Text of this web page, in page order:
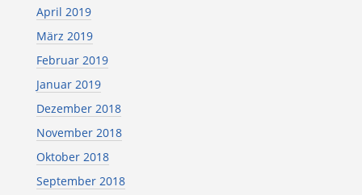
April 2019
März 2019
Februar 2019
Januar 2019
Dezember 2018
November 2018
Oktober 2018
September 2018